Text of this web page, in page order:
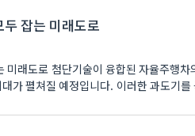
두 잡는 미래도로
미래도로 첨단기술이 융합된 자율주행
가 펼쳐질 예정입니다. 이러한 과도기